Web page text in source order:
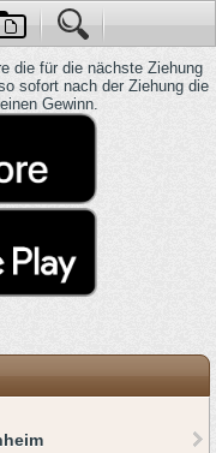
die für die nächste Ziehung
sofort nach der Ziehung die
Gewinn.